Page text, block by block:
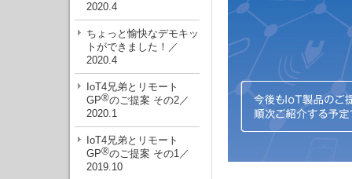
2020.4
ちょっと愉快なデモキッ
トができました！／
2020.4
IoT4兄弟とリモート
GP®のご提案 その2／
2020.1
IoT4兄弟とリモート
GP®のご提案 その1／
2019.10